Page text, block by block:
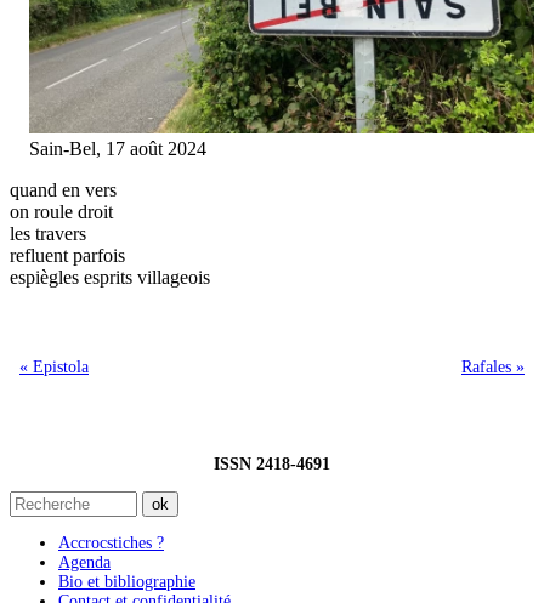
Sain-Bel, 17 août 2024
quand en vers
on roule droit
les travers
refluent parfois
espiègles esprits villageois
« Epistola Rafales »
ISSN 2418-4691
Accrocstiches ?
Agenda
Bio et bibliographie